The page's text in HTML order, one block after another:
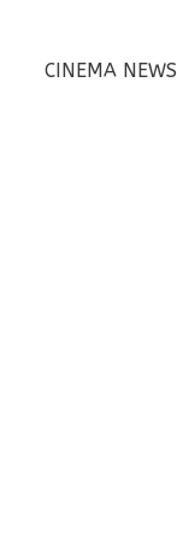
CINEMA NEWS